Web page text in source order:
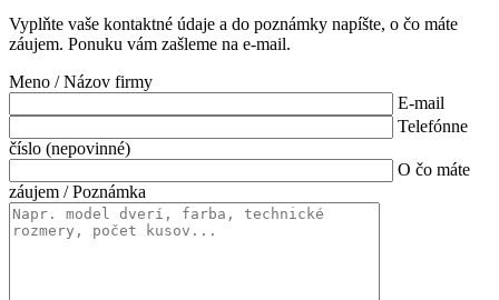
Vyplňte vaše kontaktné údaje a do poznámky napíšte, o čo máte
záujem. Ponuku vám zašleme na e-mail.
Meno / Názov firmy
E-mail
Telefónne
číslo (nepovinné)
O čo máte
záujem / Poznámka